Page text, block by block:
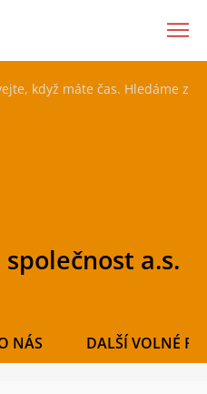
když máte čas. Hledáme
a.s.
NÁS DALŠÍ VOLNÉ